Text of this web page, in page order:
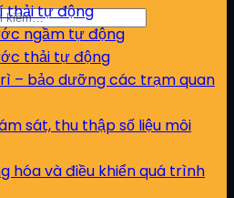
thải tự động
ngầm tự động
thải tự động
– bảo dưỡng các trạm quan
sát, thu thập số liệu môi
hóa và điều khiển quá trình